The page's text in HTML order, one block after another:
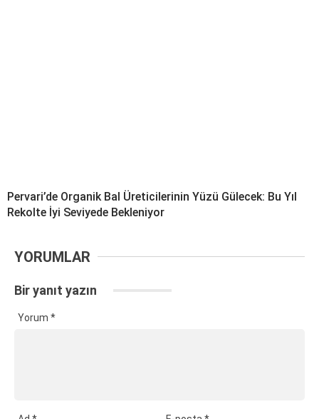
Pervari’de Organik Bal Üreticilerinin Yüzü Gülecek: Bu Yıl
Rekolte İyi Seviyede Bekleniyor
YORUMLAR
Bir yanıt yazın
Yorum *